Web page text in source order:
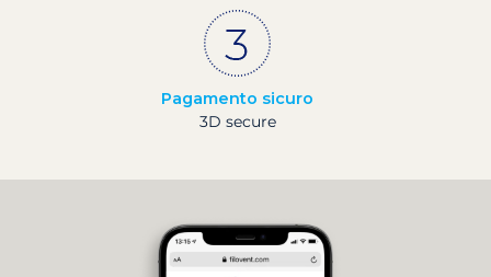
Pagamento sicuro
3D secure